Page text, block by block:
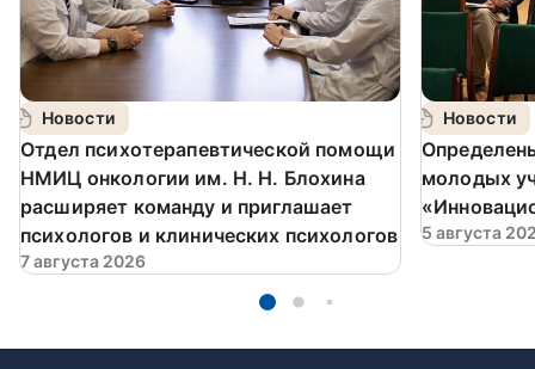
Новости
️Отдел психотерапевтической помощи
НМИЦ онкологии им. Н. Н. Блохина
расширяет команду и приглашает
психологов и клинических психологов
7 августа 2026
Новости
молодых
5 августа